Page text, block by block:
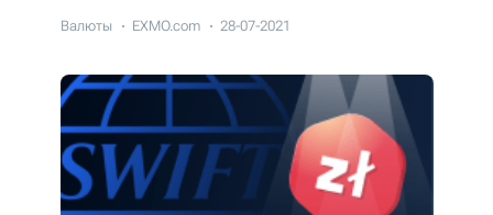
Валюты EXMO.com 28-07-2021